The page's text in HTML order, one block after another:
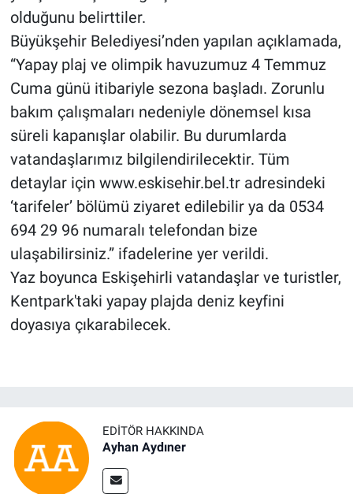
olduğunu belirttiler.
Büyükşehir Belediyesi’nden yapılan açıklamada,
“Yapay plaj ve olimpik havuzumuz 4 Temmuz
Cuma günü itibariyle sezona başladı. Zorunlu
bakım çalışmaları nedeniyle dönemsel kısa
süreli kapanışlar olabilir. Bu durumlarda
vatandaşlarımız bilgilendirilecektir. Tüm
detaylar için www.eskisehir.bel.tr adresindeki
‘tarifeler’ bölümü ziyaret edilebilir ya da 0534
694 29 96 numaralı telefondan bize
ulaşabilirsiniz.” ifadelerine yer verildi.
Yaz boyunca Eskişehirli vatandaşlar ve turistler,
Kentpark'taki yapay plajda deniz keyfini
doyasıya çıkarabilecek.
EDITÖR HAKKINDA
Ayhan Aydıner